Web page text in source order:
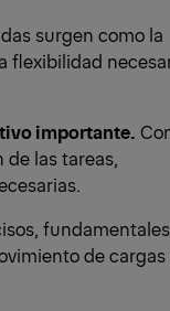
surgen como la
flexibilidad
importante.
las tareas,
de cargas